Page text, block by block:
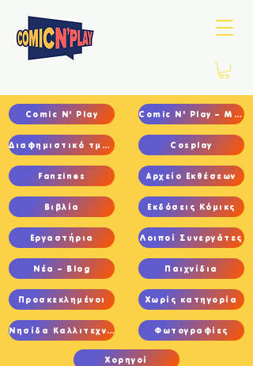
Comic N' Play
Διαφημιστικό τμήμα
Fanzines
Βιβλία
Εργαστήρια
Νέα – Blog
Προσκεκλημένοι
Νησίδα Καλλιτεχνών
Comic N' Play – Main
Cosplay
Αρχείο Εκθέσεων
Εκδόσεις Κόμικς
Λοιποί Συνεργάτες
Παιχνίδια
Χωρίς κατηγορία
Φωτογραφίες
Χορηγοί